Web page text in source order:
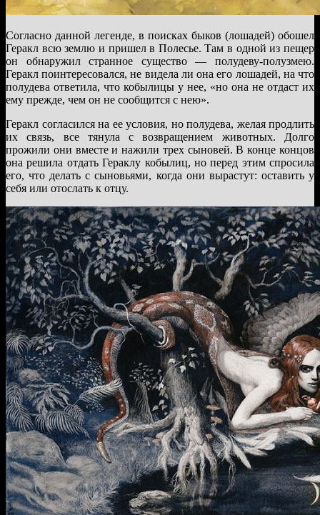
Согласно данной легенде, в поисках быков (лошадей) обошел
Геракл всю землю и пришел в Полесье. Там в одной из пещер
он обнаружил странное существо — полудеву-полузмею.
Геракл поинтересовался, не видела ли она его лошадей, на что
полудева ответила, что кобылицы у нее, «но она не отдаст их
ему прежде, чем он не сообщится с нею».
Геракл согласился на ее условия, но полудева, желая продлить
их связь, все тянула с возвращением животных. Долго
прожили они вместе и нажили трех сыновей. В конце концов
она решила отдать Гераклу кобылиц, но перед этим спросила
его, что делать с сыновьями, когда они вырастут: оставить у
себя или отослать к отцу.